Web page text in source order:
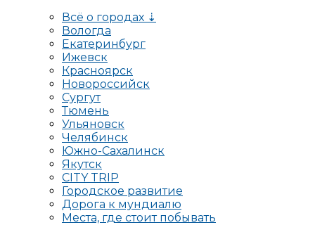
Всё о городах ⇣
Вологда
Екатеринбург
Ижевск
Красноярск
Новороссийск
Сургут
Тюмень
Ульяновск
Челябинск
Южно-Сахалинск
Якутск
CITY TRIP
Городское развитие
Дорога к мундиалю
Места, где стоит побывать